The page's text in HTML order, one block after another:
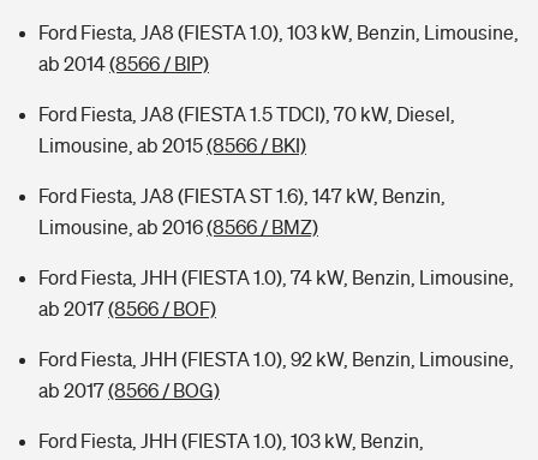
Ford Fiesta, JA8 (FIESTA 1.0), 103 kW, Benzin, Limousine,
ab 2014(8566 / BIP)
Ford Fiesta, JA8 (FIESTA 1.5 TDCI), 70 kW, Diesel,
Limousine, ab 2015(8566 / BKI)
Ford Fiesta, JA8 (FIESTA ST 1.6), 147 kW, Benzin,
Limousine, ab 2016(8566 / BMZ)
Ford Fiesta, JHH (FIESTA 1.0), 74 kW, Benzin, Limousine,
ab 2017(8566 / BOF)
Ford Fiesta, JHH (FIESTA 1.0), 92 kW, Benzin, Limousine,
ab 2017(8566 / BOG)
Ford Fiesta, JHH (FIESTA 1.0), 103 kW, Benzin,